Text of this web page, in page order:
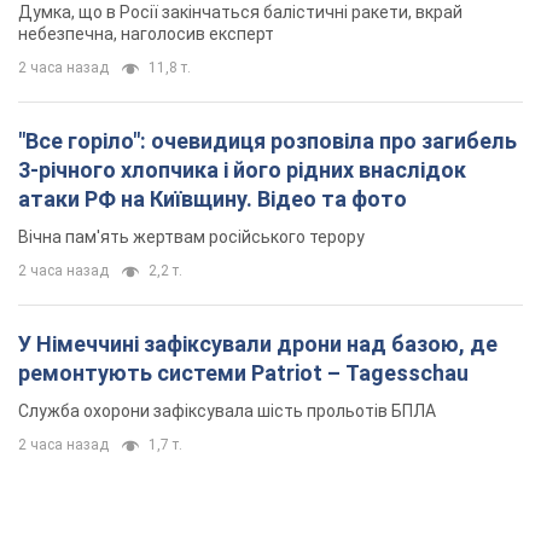
Думка, що в Росії закінчаться балістичні ракети, вкрай
небезпечна, наголосив експерт
2 часа назад 11,8 т.
"Все горіло": очевидиця розповіла про загибель
3-річного хлопчика і його рідних внаслідок
атаки РФ на Київщину. Відео та фото
Вічна пам'ять жертвам російського терору
2 часа назад 2,2 т.
У Німеччині зафіксували дрони над базою, де
ремонтують системи Patriot – Tagesschau
Служба охорони зафіксувала шість прольотів БПЛА
2 часа назад 1,7 т.